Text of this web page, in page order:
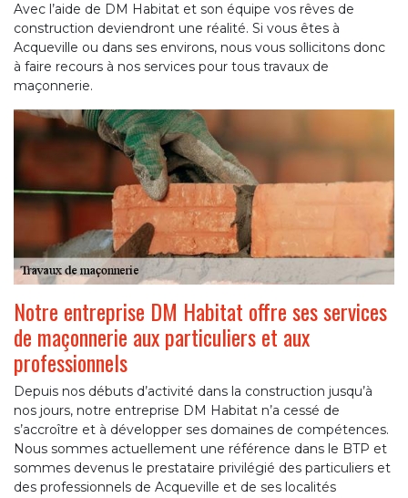
Avec l’aide de DM Habitat et son équipe vos rêves de
construction deviendront une réalité. Si vous êtes à
Acqueville ou dans ses environs, nous vous sollicitons donc
à faire recours à nos services pour tous travaux de
maçonnerie.
Notre entreprise DM Habitat offre ses services
de maçonnerie aux particuliers et aux
professionnels
Depuis nos débuts d’activité dans la construction jusqu’à
nos jours, notre entreprise DM Habitat n’a cessé de
s’accroître et à développer ses domaines de compétences.
Nous sommes actuellement une référence dans le BTP et
sommes devenus le prestataire privilégié des particuliers et
des professionnels de Acqueville et de ses localités